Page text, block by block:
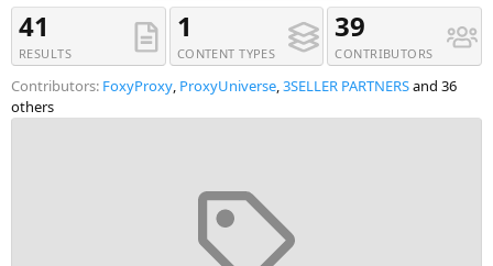
Recent tagged content includes Тема 'Мобильные
Прокси США 5G | Безлимит | 9 штатов | 3 оператора',
Тема 'Высокоскоростные SOCKS5 прокси с
моментальной активацией — SOXLAVA' and Тема '👉 🧠
SEYARE.ORG — 🚀 Хватит арендовать IP | 🔥 Управляй
41
RESULTS
1
CONTENT TYPES
39
CONTRIBUTORS
Contributors: FoxyProxy, ProxyUniverse,3SELLER PARTNERSand 36
others